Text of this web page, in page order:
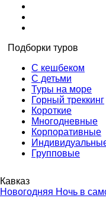
Подборки туров
С кешбеком
С детьми
Туры на море
Горный треккинг
Короткие
Многодневные
Корпоративные
Групповые
Кавказ
Новогодняя Ночь в